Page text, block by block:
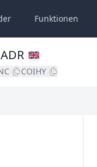
Funktionen
COIHY